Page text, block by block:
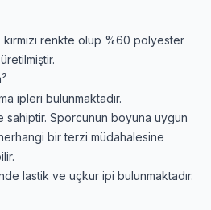
renkte olup %60 polyester
ipleri bulunmaktadır.
sahiptir. Sporcunun boyuna uygun
bir terzi müdahalesine
lastik ve uçkur ipi bulunmaktadır.